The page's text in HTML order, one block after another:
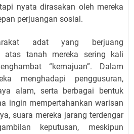
nyata dirasakan oleh mereka
perjuangan sosial.
adat yang berjuang
atas tanah mereka sering kali
“kemajuan”. Dalam
menghadapi penggusuran,
alam, serta berbagai bentuk
ingin mempertahankan warisan
suara mereka jarang terdengar
keputusan, meskipun